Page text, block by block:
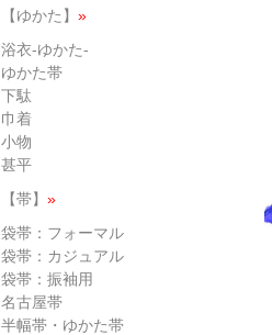
【ゆかた】 »
浴衣-ゆかた-
ゆかた帯
下駄
巾着
小物
甚平
【帯】 »
袋帯：フォーマル
袋帯：カジュアル
袋帯：振袖用
名古屋帯
半幅帯・ゆかた帯